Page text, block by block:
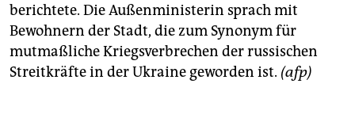
berichtete. Die Außenministerin sprach mit
Bewohnern der Stadt, die zum Synonym für
mutmaßliche Kriegsverbrechen der russischen
Streitkräfte in der Ukraine geworden ist. (afp)